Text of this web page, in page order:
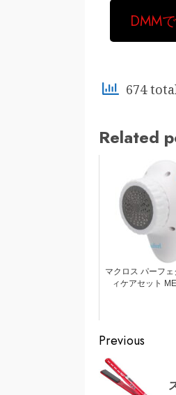
DMM
674
Related
マクロス パーフ
ィケアセット
Continue
Reading
Previous